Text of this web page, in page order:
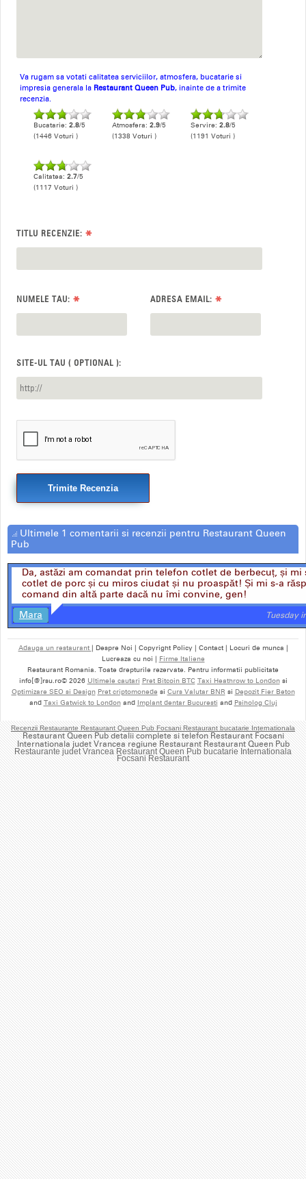
Recenzii Restaurante Restaurant Queen Pub Focsani Restaurant bucatarie Internationala
Restaurant Queen Pub detalii complete si telefon Restaurant Focsani
Internationala judet Vrancea regiune Restaurant Restaurant Queen Pub
Restaurante judet Vrancea Restaurant Queen Pub bucatarie Internationala
Focsani Restaurant
Va rugam sa votati calitatea serviciilor, atmosfera, bucatarie si
impresia generala la Restaurant Queen Pub, inainte de a trimite
recenzia.
Bucatarie: 2.8/5
(1446 Voturi )
Atmosfera: 2.9/5
(1338 Voturi )
Servire: 2.8/5
(1191 Voturi )
Calitatea: 2.7/5
(1117 Voturi )
TITLU RECENZIE: *
NUMELE TAU: * ADRESA EMAIL: *
SITE-UL TAU ( OPTIONAL ):
Trimite Recenzia
Ultimele 1 comentarii si recenzii pentru Restaurant Queen
Pub
Da, astăzi am comandat prin telefon cotlet de berbecuț, și mi
cotlet de porc și cu miros ciudat și nu proaspăt! Și mi s-a
comand din altă parte dacă nu îmi convine, gen!
Mara
Tuesday
Adauga un restaurant
| Despre Noi | Copyright Policy | Contact | Locuri de munca |
Lucreaza cu noi |
Firme Italiene
Restaurant Romania. Toate drepturile rezervate. Pentru informatii publicitate
info[@]rsu.ro© 2026 Ultimele cautari Pret Bitcoin BTC Taxi Heathrow to Londonsi
Optimizare SEO si Design Pret criptomonede si Curs Valutar BNR si Depozit Fier Beton
and Taxi Gatwick to Londonand Implant dentar Bucuresti and Psiholog Cluj